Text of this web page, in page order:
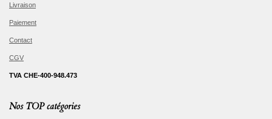
Livraison
Paiement
Contact
CGV
TVA CHE-400-948.473
Nos TOP catégories